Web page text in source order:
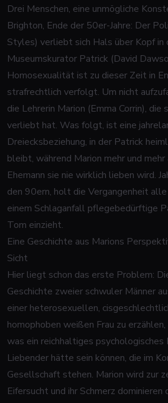
Drei Menschen, eine unmögliche
Brighton, Ende der 50er-Jahre: Der
Styles) verliebt sich Hals über Kopf
Museumskurator Patrick (David
Homosexualität ist zu dieser Zeit in
strafrechtlich verfolgt. Um nicht
die Lehrerin Marion (Emma Corrin), die
verliebt hat. Was folgt, ist eine
Dreiecksbeziehung, in der Patrick
bleibt, während Marion mehr und mehr
Ehemann sie nie wirklich lieben wird.
den 90ern, holt die Vergangenheit alle
einem Schlaganfall pflegebedürftige
Tom einzieht.
Eine Geschichte aus Marions
Sicht
Hier liegt schon das erste Problem:
Geschichte zweier schwuler Männer
einer heterosexuellen,
homophoben weißen Frau zu
was ein reichhaltiges
Liebender hätte sein können, die im
Gesellschaft stehen. Marion wird zur
Eifersucht und ihr Schmerz dominieren